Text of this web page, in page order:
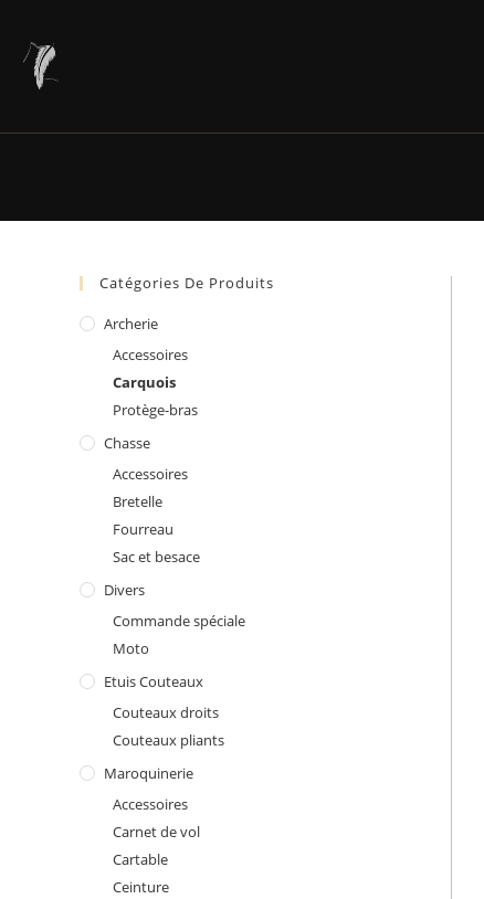
content
Catégories De Produits
Archerie
Accessoires
Carquois
Protège-bras
Chasse
Accessoires
Bretelle
Fourreau
Sac et besace
Divers
Commande spéciale
Moto
Etuis Couteaux
Couteaux droits
Couteaux pliants
Maroquinerie
Accessoires
Carnet de vol
Cartable
Ceinture